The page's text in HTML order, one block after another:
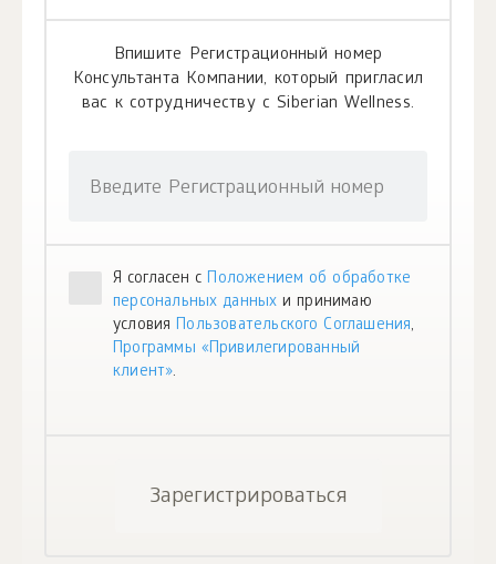
Впишите Регистрационный номер
Консультанта Компании, который пригласил
вас к сотрудничеству с Siberian Wellness.
Введите Регистрационный номер
Я согласен сПоложением об обработке
персональных данных и принимаю
условияПользовательского Соглашения,
Программы «Привилегированный
клиент».
Зарегистрироваться